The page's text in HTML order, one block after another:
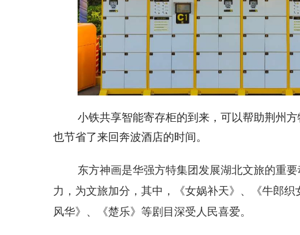
小铁共享智能寄存柜的到来，可以帮助荆州
也节省了来回奔波酒店的时间。
东方神画是华强方特集团发展湖北文旅的重
力，为文旅加分，其中，
《女娲补天》、《牛郎
风华》、《楚乐》等剧目深受人民喜爱。